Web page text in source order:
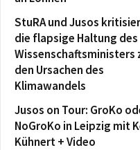
StuRA und Jusos
die flapsige Haltung des
Wissenschaftsministers
den Ursachen des
Klimawandels
Jusos on Tour: GroKo
NoGroKo in Leipzig mit
Kühnert + Video